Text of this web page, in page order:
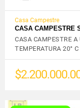
Casa Campestre
CASA CAMPESTRE
CASA CAMPESTRE
TEMPERATURA 20°